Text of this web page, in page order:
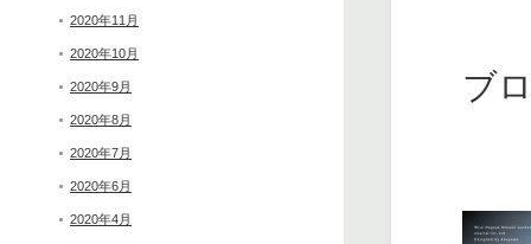
2020年11月
2020年10月
2020年9月
2020年8月
2020年7月
2020年6月
2020年4月
ブ